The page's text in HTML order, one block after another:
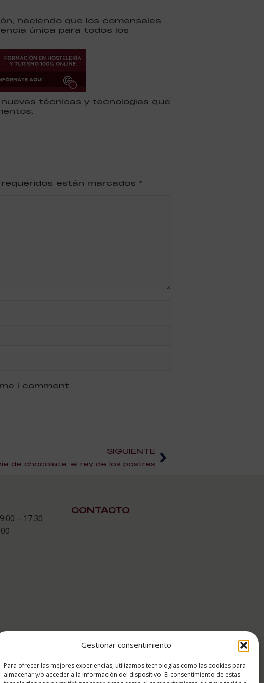
Gestionar consentimiento
Para ofrecer las mejores experiencias, utilizamos tecnologías como las cookies para
almacenar y/o acceder a la información del dispositivo. El consentimiento de estas
haciendo que los comensales
única para todos los
nuevas técnicas y tecnologías que
están marcados *
I comment.
SIGUIENTE
de chocolate: el rey de los postres
– 17.30
CONTACTO